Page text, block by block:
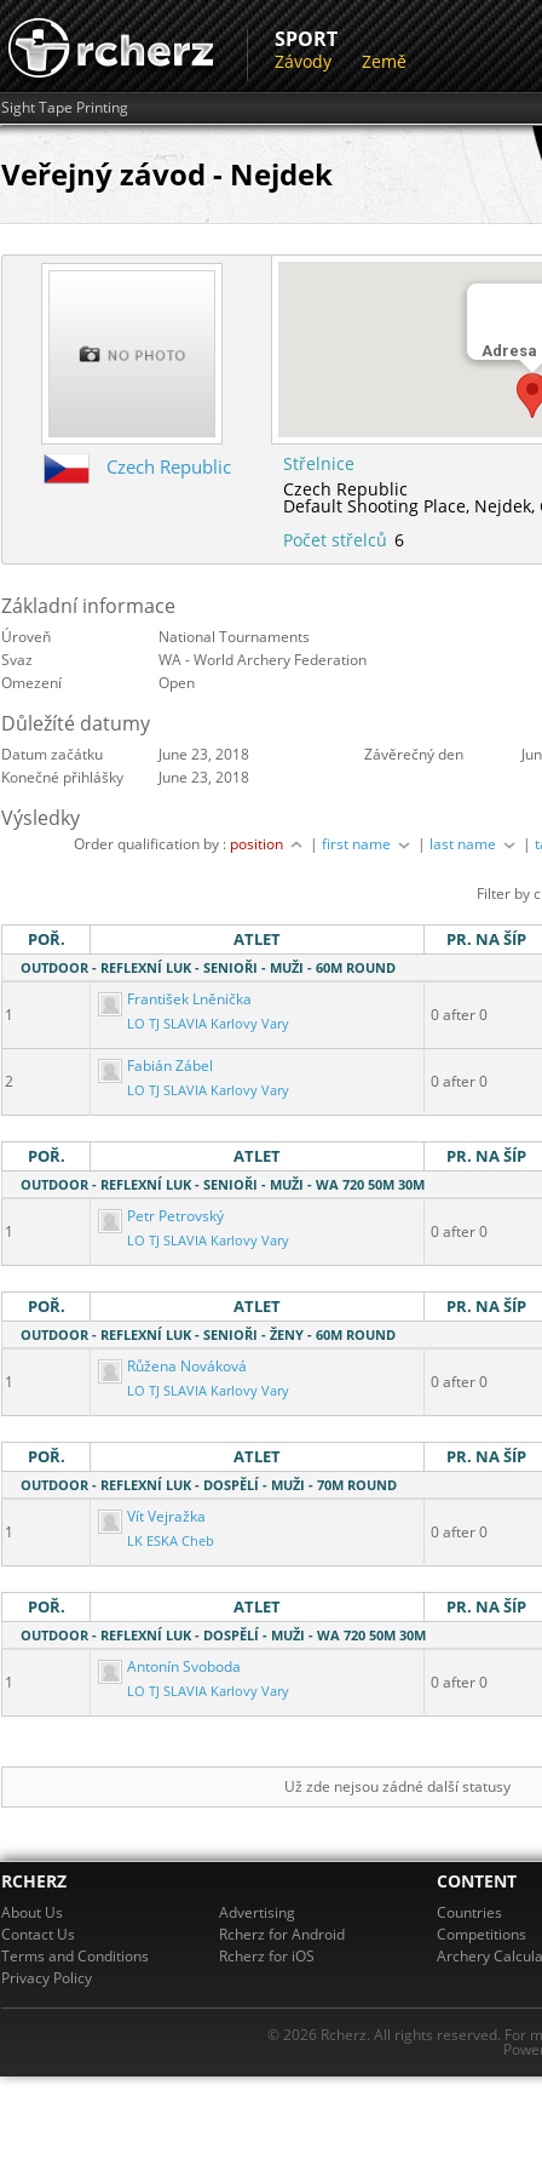
SPORT
Závody Země
Sight Tape Printing
Veřejný závod - Nejdek
Adresa
Czech Republic
Střelnice
Czech Republic
Default Shooting Place, Nejdek,
Počet střelců 6
Základní informace
Úroveň
National Tournaments
Svaz
WA - World Archery Federation
Omezení
Open
Důležíté datumy
Datum začátku June 23, 2018 Závěrečný den
Konečné přihlášky
June 23, 2018
Výsledky
Order qualification by : position |first name | last name |
Filter by
POŘ. ATLET PR. NA ŠÍP
OUTDOOR - REFLEXNÍ LUK - SENIOŘI - MUŽI - 60M ROUND
1
František Lněnička
LO TJ SLAVIA Karlovy Vary 0 after 0
2
Fabián Zábel
LO TJ SLAVIA Karlovy Vary 0 after 0
POŘ. ATLET PR. NA ŠÍP
OUTDOOR - REFLEXNÍ LUK - SENIOŘI - MUŽI - WA 720 50M 30M
1
Petr Petrovský
LO TJ SLAVIA Karlovy Vary 0 after 0
POŘ. ATLET PR. NA ŠÍP
OUTDOOR - REFLEXNÍ LUK - SENIOŘI - ŽENY - 60M ROUND
1
Růžena Nováková
LO TJ SLAVIA Karlovy Vary 0 after 0
POŘ. ATLET PR. NA ŠÍP
OUTDOOR - REFLEXNÍ LUK - DOSPĚLÍ - MUŽI - 70M ROUND
1
Vít Vejražka
LK ESKA Cheb 0 after 0
POŘ. ATLET PR. NA ŠÍP
OUTDOOR - REFLEXNÍ LUK - DOSPĚLÍ - MUŽI - WA 720 50M 30M
1
Antonín Svoboda
LO TJ SLAVIA Karlovy Vary 0 after 0
Už zde nejsou zádné další statusy
RCHERZ
About Us
Contact Us
Terms and Conditions
Privacy Policy
Advertising
Rcherz for Android
Rcherz for iOS
CONTENT
Countries
Competitions
Archery
© 2026 Rcherz. All rights reserved. For